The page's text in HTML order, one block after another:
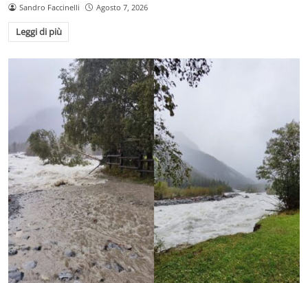
Sandro Faccinelli Agosto 7, 2026
Leggi di più